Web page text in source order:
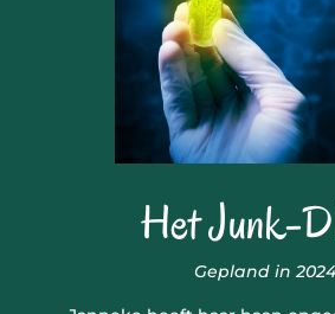
Het Junk-
Gepland in 2024